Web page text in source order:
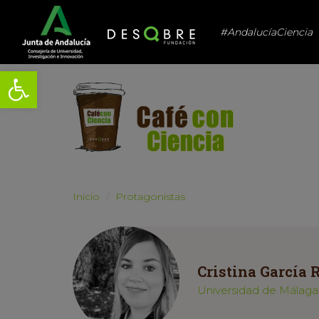
Abrir barra de herramientas
#AndalucíaCiencia
Inicio Protagonistas
Cristina García
Universidad de Málaga